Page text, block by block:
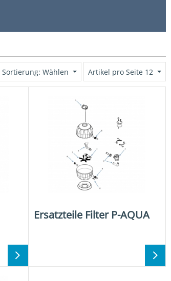
Sortierung: Wählen Artikel pro Seite 12
Ersatzteile Filter P-AQUA